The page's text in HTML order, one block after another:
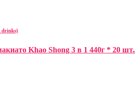
drinks)
Khao Shong 3 в 1 440г * 20